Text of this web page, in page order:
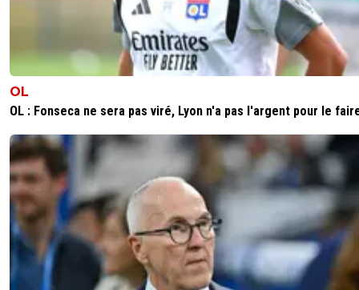
OL
OL : Fonseca ne sera pas viré, Lyon n'a pas l'argent pour le